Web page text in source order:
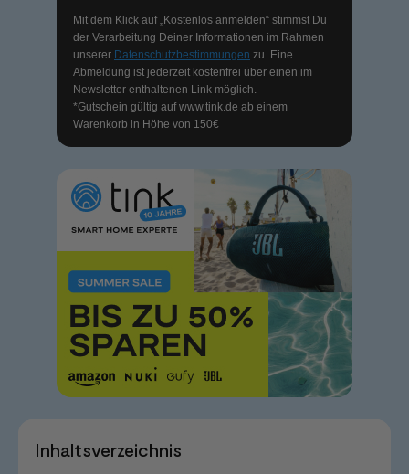
Mit dem Klick auf „Kostenlos anmelden“ stimmst Du
der Verarbeitung Deiner Informationen im Rahmen
unserer Datenschutzbestimmungen zu. Eine
Abmeldung ist jederzeit kostenfrei über einen im
Newsletter enthaltenen Link möglich.
*Gutschein gültig aufwww.tink.de ab einem
Warenkorb in Höhe von 150€
Inhaltsverzeichnis